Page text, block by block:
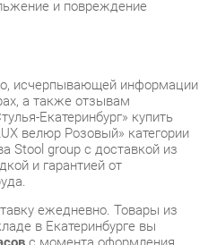
исчерпывающей информации
а также отзывам
велюр Розовый» категории
и гарантией от
ежедневно. Товары из
в Екатеринбурге вы
с момента оформления
заказать подъём на этаж
и для товаров, находящихся
индивидуально.